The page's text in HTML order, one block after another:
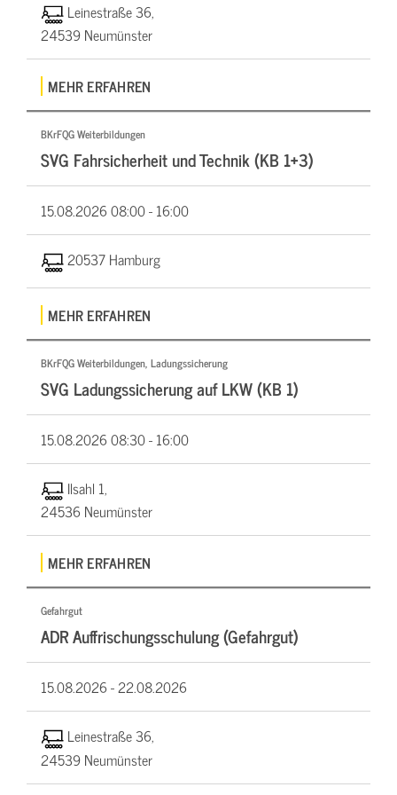
Leinestraße 36,
24539 Neumünster
MEHR ERFAHREN
BKrFQG Weiterbildungen
SVG Fahrsicherheit und Technik (KB 1+3)
15.08.202608:00 - 16:00
20537 Hamburg
MEHR ERFAHREN
BKrFQG Weiterbildungen, Ladungssicherung
SVG Ladungssicherung auf LKW (KB 1)
15.08.202608:30 - 16:00
Ilsahl 1,
24536 Neumünster
MEHR ERFAHREN
Gefahrgut
ADR Auffrischungsschulung (Gefahrgut)
15.08.2026 -22.08.2026
Leinestraße 36,
24539 Neumünster